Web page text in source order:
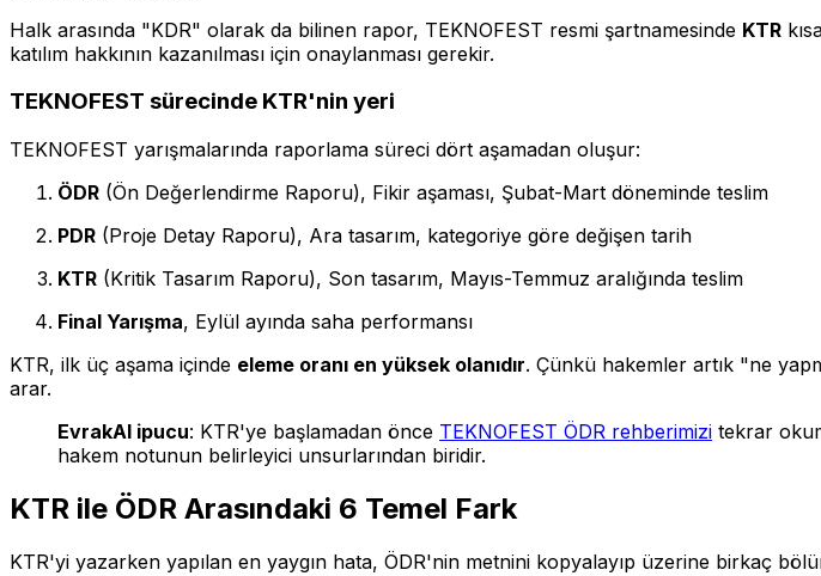
Halk arasında "KDR" olarak da bilinen rapor, TEKNOFEST resmi şartnamesinde KTR
katılım hakkının kazanılması için onaylanması gerekir.
TEKNOFEST sürecinde KTR'nin yeri
TEKNOFEST yarışmalarında raporlama süreci dört aşamadan oluşur:
ÖDR (Ön Değerlendirme Raporu), Fikir aşaması, Şubat-Mart döneminde teslim
PDR (Proje Detay Raporu), Ara tasarım, kategoriye göre değişen tarih
KTR (Kritik Tasarım Raporu), Son tasarım, Mayıs-Temmuz aralığında teslim
Final Yarışma, Eylül ayında saha performansı
KTR, ilk üç aşama içinde eleme oranı en yüksek olanıdır. Çünkü hakemler artık "ne
arar.
EvrakAI ipucu: KTR'ye başlamadan önce TEKNOFEST ÖDR rehberimizi tekrar
hakem notunun belirleyici unsurlarından biridir.
KTR ile ÖDR Arasındaki 6 Temel Fark
KTR'yi yazarken yapılan en yaygın hata, ÖDR'nin metnini kopyalayıp üzerine birkaç